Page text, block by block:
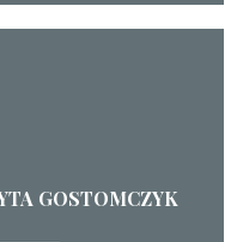
GOSTOMCZYK